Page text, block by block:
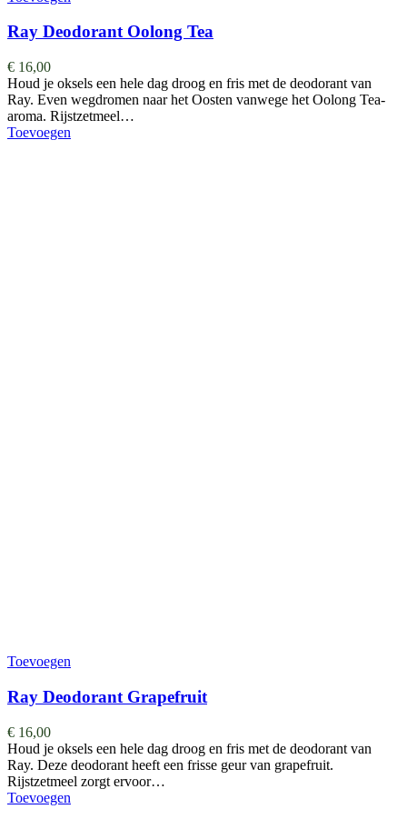
Ray Deodorant Oolong Tea
€ 16,00
Houd je oksels een hele dag droog en fris met de deodorant van
Ray. Even wegdromen naar het Oosten vanwege het Oolong Tea-
aroma. Rijstzetmeel…
Toevoegen
Toevoegen
Ray Deodorant Grapefruit
€ 16,00
Houd je oksels een hele dag droog en fris met de deodorant van
Ray. Deze deodorant heeft een frisse geur van grapefruit.
Rijstzetmeel zorgt ervoor…
Toevoegen